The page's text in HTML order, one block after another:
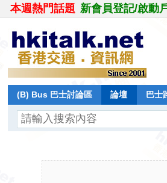
本週熱門話題 新會員登記/啟動
(B) Bus 巴士討論區 論壇 巴士